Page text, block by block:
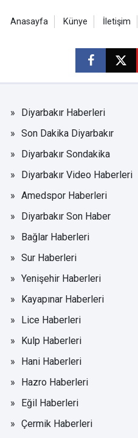
Anasayfa Künye İletişim
Diyarbakır Haberleri
Son Dakika Diyarbakır
Diyarbakır Sondakika
Diyarbakır Video Haberleri
Amedspor Haberleri
Diyarbakır Son Haber
Bağlar Haberleri
Sur Haberleri
Yenişehir Haberleri
Kayapınar Haberleri
Lice Haberleri
Kulp Haberleri
Hani Haberleri
Hazro Haberleri
Eğil Haberleri
Çermik Haberleri